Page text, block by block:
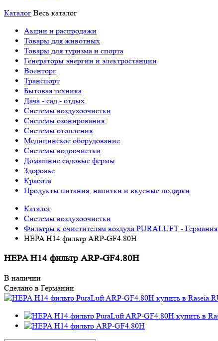
Каталог Весь каталог
Акции и распродажи
Товары для животных
Товары для туризма и спорта
Генераторы энергии и электростанции
Военторг
Транспорт
Бытовая техника
Дача - сад - отдых
Системы воздухоочистки
Системы озонирования
Системы отопления
Медицинское оборудование
Системы водоочистки
Домашние садовые фермы
Здоровье
Красота
Продукты питания, напитки и вкусные подарки
Каталог
Системы воздухоочистки
Фильтры к очистителям воздуха PURALUFT - Германия
HEPA H14 фильтр ARP-GF4.80H
HEPA H14 фильтр ARP-GF4.80H
В наличии
Сделано в Германии